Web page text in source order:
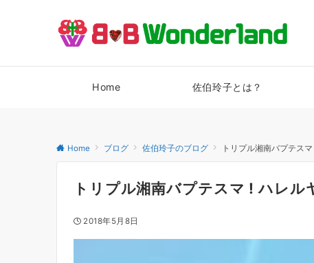
Home 佐伯玲子とは？
Home ブログ 佐伯玲子のブログ トリプル湘南バプテス
トリプル湘南バプテスマ ! ハレル
2018年5月8日